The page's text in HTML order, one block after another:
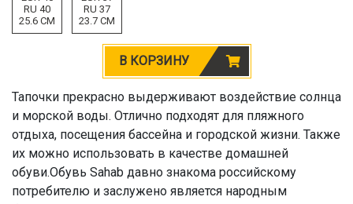
RU 40
25.6 CM
RU 37
23.7 CM
В КОРЗИНУ
Тапочки прекрасно выдерживают воздействие солнца
и морской воды. Отлично подходят для пляжного
отдыха, посещения бассейна и городской жизни. Также
их можно использовать в качестве домашней
обуви.Обувь Sahab давно знакома российскому
потребителю и заслужено является народным